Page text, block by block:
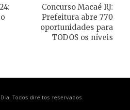
Concurso Macaé RJ:
Prefeitura abre 770
oportunidades para
TODOS os níveis
Todos direitos reservados